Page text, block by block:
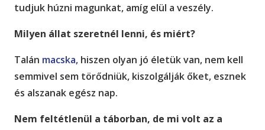
tudjuk húzni magunkat, amíg elül a veszély.
Milyen állat szeretnél lenni, és miért?
Talán macska, hiszen olyan jó életük van, nem kell
semmivel sem törődniük, kiszolgálják őket, esznek
és alszanak egész nap.
Nem feltétlenül a táborban, de mi volt az a